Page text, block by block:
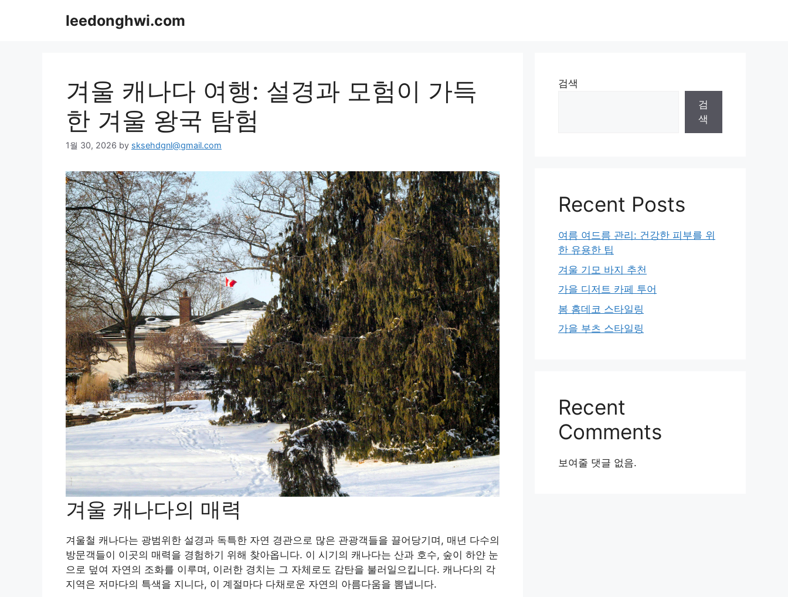
leedonghwi.com
겨울 캐나다 여행: 설경과 모험이 가득
한 겨울 왕국 탐험
1월 30, 2026 by sksehdgnl@gmail.com
겨울 캐나다의 매력
겨울철 캐나다는 광범위한 설경과 독특한 자연 경관으로 많은 관광객들을 끌어당기며, 매년 다수의
방문객들이 이곳의 매력을 경험하기 위해 찾아옵니다. 이 시기의 캐나다는 산과 호수, 숲이 하얀 눈
으로 덮여 자연의 조화를 이루며, 이러한 경치는 그 자체로도 감탄을 불러일으킵니다. 캐나다의 각
지역은 저마다의 특색을 지니다, 이 계절마다 다채로운 자연의 아름다움을 뽐냅니다.
검색
검
색
Recent Posts
여름 여드름 관리: 건강한 피부를 위
한 유용한 팁
겨울 기모 바지 추천
가을 디저트 카페 투어
봄 홈데코 스타일링
가을 부츠 스타일링
Recent
Comments
보여줄 댓글 없음.